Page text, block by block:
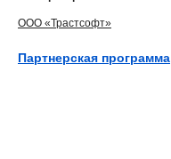
ООО «Трастсофт»
Партнерская программа